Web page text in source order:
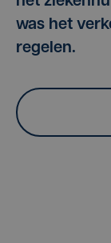
was het
regelen.